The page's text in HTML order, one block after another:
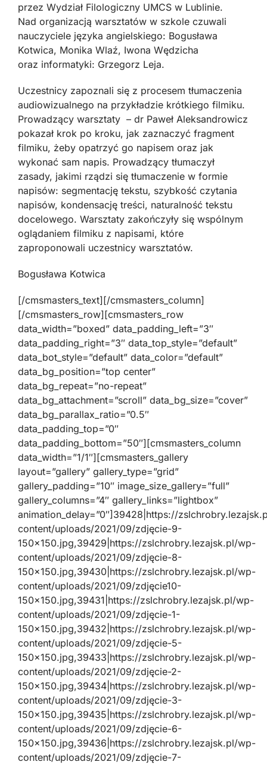
przez Wydział Filologiczny UMCS w Lublinie.
Nad organizacją warsztatów w szkole czuwali
nauczyciele języka angielskiego: Bogusława
Kotwica, Monika Wlaź, Iwona Wędzicha
oraz informatyki: Grzegorz Leja.
Uczestnicy zapoznali się z procesem tłumaczenia
audiowizualnego na przykładzie krótkiego filmiku.
Prowadzący warsztaty – dr Paweł Aleksandrowicz
pokazał krok po kroku, jak zaznaczyć fragment
filmiku, żeby opatrzyć go napisem oraz jak
wykonać sam napis. Prowadzący tłumaczył
zasady, jakimi rządzi się tłumaczenie w formie
napisów: segmentację tekstu, szybkość czytania
napisów, kondensację treści, naturalność tekstu
docelowego. Warsztaty zakończyły się wspólnym
oglądaniem filmiku z napisami, które
zaproponowali uczestnicy warsztatów.
Bogusława Kotwica
[/cmsmasters_text][/cmsmasters_column]
[/cmsmasters_row][cmsmasters_row
data_width=”boxed” data_padding_left=”3″
data_padding_right=”3″ data_top_style=”default”
data_bot_style=”default” data_color=”default”
data_bg_position=”top center”
data_bg_repeat=”no-repeat”
data_bg_attachment=”scroll” data_bg_size=”cover”
data_bg_parallax_ratio=”0.5″
data_padding_top=”0″
data_padding_bottom=”50″][cmsmasters_column
data_width=”1/1″][cmsmasters_gallery
layout=”gallery” gallery_type=”grid”
gallery_padding=”10″ image_size_gallery=”full”
gallery_columns=”4″ gallery_links=”lightbox”
animation_delay=”0″]39428|https://
content/uploads/2021/09/zdjęcie-9-
150×150.jpg,39429|https://zslchrobry.lezajsk.pl/wp-
content/uploads/2021/09/zdjęcie-8-
150×150.jpg,39430|https://zslchrobry.lezajsk.pl/wp-
content/uploads/2021/09/zdjęcie10-
150×150.jpg,39431|https://zslchrobry.lezajsk.pl/wp-
content/uploads/2021/09/zdjęcie-1-
150×150.jpg,39432|https://zslchrobry.lezajsk.pl/wp-
content/uploads/2021/09/zdjęcie-5-
150×150.jpg,39433|https://zslchrobry.lezajsk.pl/wp-
content/uploads/2021/09/zdjęcie-2-
150×150.jpg,39434|https://zslchrobry.lezajsk.pl/wp-
content/uploads/2021/09/zdjęcie-3-
150×150.jpg,39435|https://zslchrobry.lezajsk.pl/wp-
content/uploads/2021/09/zdjęcie-6-
150×150.jpg,39436|https://zslchrobry.lezajsk.pl/wp-
content/uploads/2021/09/zdjęcie-7-